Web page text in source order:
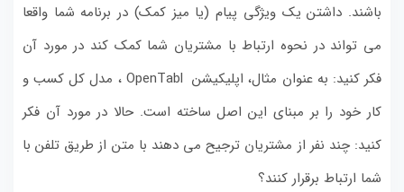
باشند. داشتن یک ویژگی پیام (یا میز کمک) در برنامه شما واقعا
می تواند در نحوه ارتباط با مشتریان شما کمک کند در مورد آن
فکر کنید: به عنوان مثال، اپلیکیشن OpenTabl ، مدل کل کسب و
کار خود را بر مبنای این اصل ساخته است. حالا در مورد آن فکر
کنید: چند نفر از مشتریان ترجیح می دهند با متن از طریق تلفن با
شما ارتباط برقرار کنند؟